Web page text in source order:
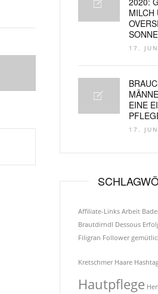
MILCH
17.
EINE
17.
Affiliate-Links Arbeit
Brautdirndl Dessous
Filigran Follower
Kretschmer Haare
Hautpflege